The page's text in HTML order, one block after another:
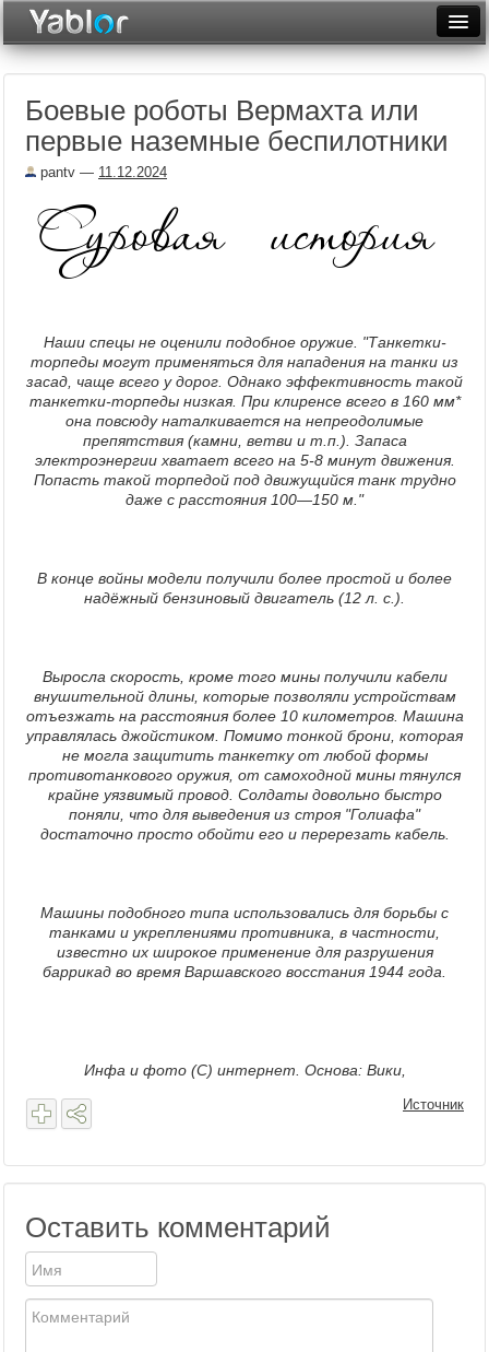
Неделя
Месяц
Архив
Боевые роботы Вермахта или
первые наземные беспилотники
pantv — 11.12.2024
Наши спецы не оценили подобное оружие. "Танкетки-
торпеды могут применяться для нападения на танки из
засад, чаще всего у дорог. Однако эффективность такой
танкетки-торпеды низкая. При клиренсе всего в 160 мм*
она повсюду наталкивается на непреодолимые
препятствия (камни, ветви и т.п.). Запаса
электроэнергии хватает всего на 5-8 минут движения.
Попасть такой торпедой под движущийся танк трудно
даже с расстояния 100—150 м. "
В конце войны модели получили более простой и более
надёжный бензиновый двигатель (12 л. с.).
Выросла скорость, кроме того мины получили кабели
внушительной длины, которые позволяли устройствам
отъезжать на расстояния более 10 километров. Машина
управлялась джойстиком. Помимо тонкой брони, которая
не могла защитить танкетку от любой формы
противотанкового оружия, от самоходной мины тянулся
крайне уязвимый провод. Солдаты довольно быстро
поняли, что для выведения из строя "Голиафа"
достаточно просто обойти его и перерезать кабель.
Машины подобного типа использовались для борьбы с
танками и укреплениями противника, в частности,
известно их широкое применение для разрушения
баррикад во время Варшавского восстания 1944 года.
Инфа и фото (С) интернет. Основа: Вики,
Источник
Оставить комментарий